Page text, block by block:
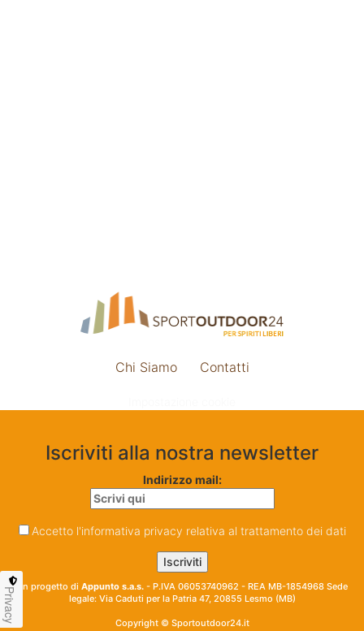
Chi Siamo Contatti
Iscriviti alla nostra newsletter
Indirizzo mail:
Accetto l'informativa privacy relativa al trattamento dei dati
Un progetto di Appunto s.a.s. - P.IVA 06053740962 - REA MB-1854968 Sede
legale: Via Caduti per la Patria 47, 20855 Lesmo (MB)
Copyright © Sportoutdoor24.it
Privacy